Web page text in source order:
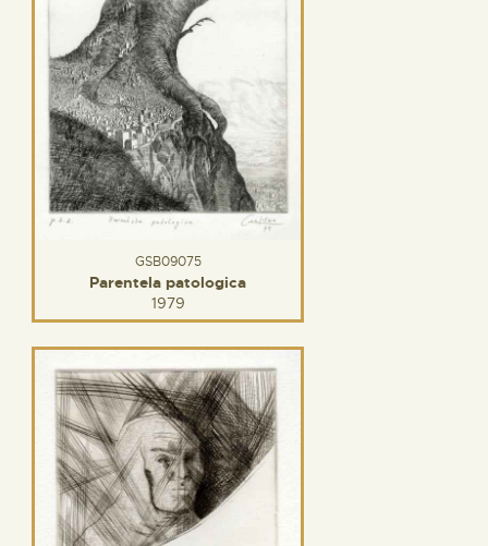
GSB09075
Parentela patologica
1979